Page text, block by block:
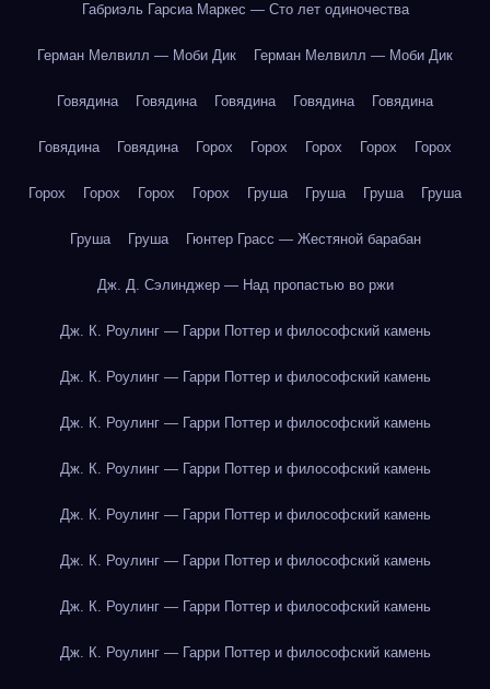
Габриэль Гарсиа Маркес — Сто лет одиночества
Герман Мелвилл — Моби Дик Герман Мелвилл — Моби Дик
Говядина Говядина Говядина Говядина Говядина
Говядина Говядина Горох Горох Горох Горох Горох
Горох Горох Горох Горох Груша Груша Груша Груша
Груша Груша Гюнтер Грасс — Жестяной барабан
Дж. Д. Сэлинджер — Над пропастью во ржи
Дж. К. Роулинг — Гарри Поттер и философский камень
Дж. К. Роулинг — Гарри Поттер и философский камень
Дж. К. Роулинг — Гарри Поттер и философский камень
Дж. К. Роулинг — Гарри Поттер и философский камень
Дж. К. Роулинг — Гарри Поттер и философский камень
Дж. К. Роулинг — Гарри Поттер и философский камень
Дж. К. Роулинг — Гарри Поттер и философский камень
Дж. К. Роулинг — Гарри Поттер и философский камень